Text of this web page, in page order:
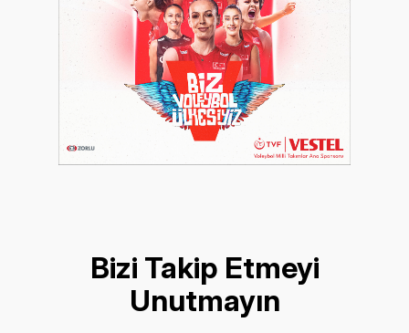
Bizi Takip Etmeyi
Unutmayın